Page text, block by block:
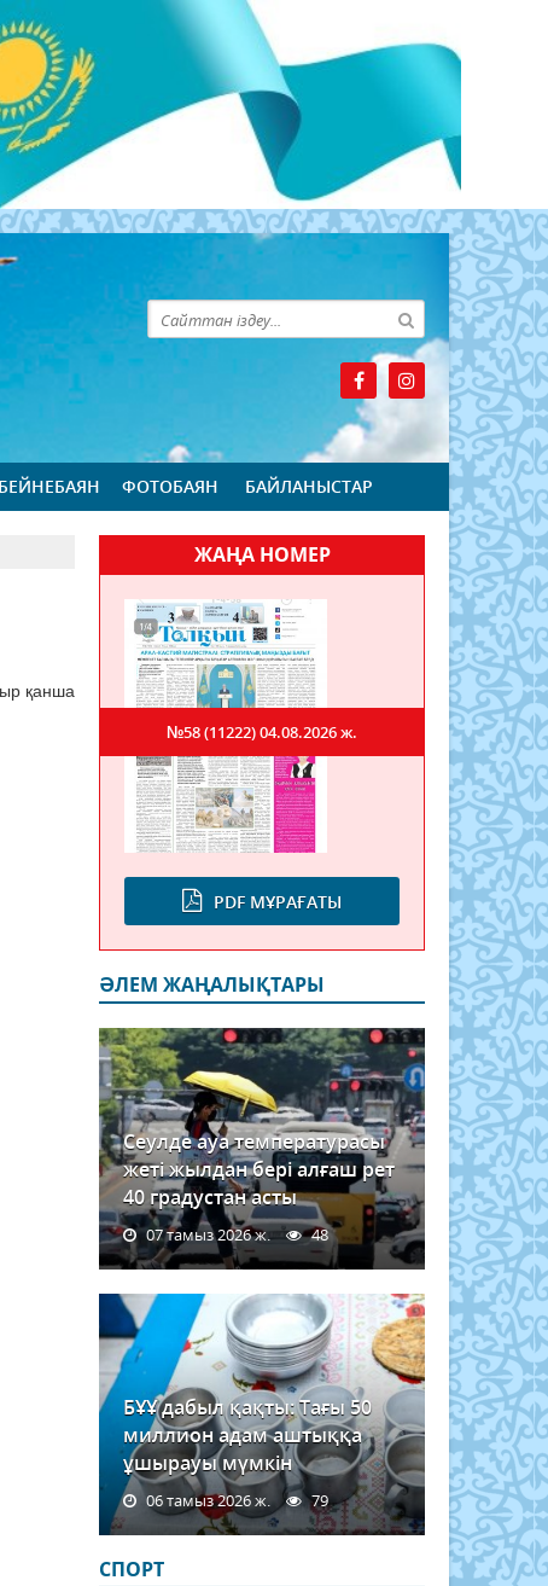
БЕЙНЕБАЯН ФОТОБАЯН БАЙЛАНЫСТАР
қанша
ЖАҢА НОМЕР
PDF МҰРАҒАТЫ
№58 (11222)04.08.2026 ж.
ӘЛЕМ ЖАҢАЛЫҚТАРЫ
Сеулде ауа температурасы
жеті жылдан бері алғаш рет
40 градустан асты
07 тамыз 2026 ж. 48
БҰҰ дабыл қақты: Тағы 50
миллион адам аштыққа
ұшырауы мүмкін
06 тамыз 2026 ж. 79
СПОРТ